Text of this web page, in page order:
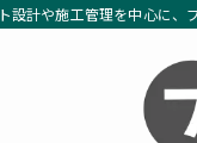
設計や施工管理を中心に、